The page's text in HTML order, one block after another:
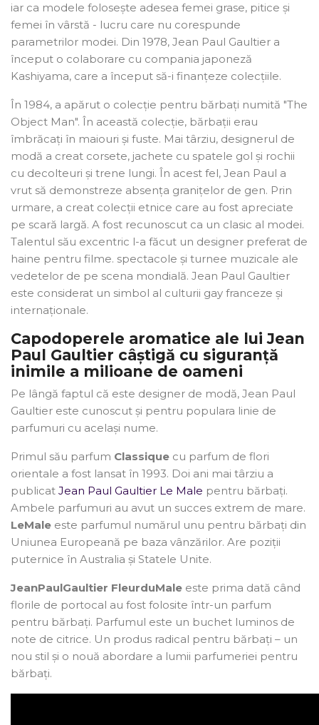
iar ca modele folosește adesea femei grase, pitice și
femei în vârstă - lucru care nu corespunde
parametrilor modei. Din 1978, Jean Paul Gaultier a
început o colaborare cu compania japoneză
Kashiyama, care a început să-i finanțeze colecțiile.
În 1984, a apărut o colecție pentru bărbați numită "The
Object Man". În această colecție, bărbații erau
îmbrăcați în maiouri și fuste. Mai târziu, designerul de
modă a creat corsete, jachete cu spatele gol și rochii
cu decolteuri și trene lungi. În acest fel, Jean Paul a
vrut să demonstreze absența granițelor de gen. Prin
urmare, a creat colecții etnice care au fost apreciate
pe scară largă. A fost recunoscut ca un clasic al modei.
Talentul său excentric l-a făcut un designer preferat de
haine pentru filme. spectacole și turnee muzicale ale
vedetelor de pe scena mondială. Jean Paul Gaultier
este considerat un simbol al culturii gay franceze și
internaționale.
Capodoperele aromatice ale lui Jean
Paul Gaultier câștigă cu siguranță
inimile a milioane de oameni
Pe lângă faptul că este designer de modă, Jean Paul
Gaultier este cunoscut și pentru populara linie de
parfumuri cu același nume.
Primul său parfum Classique cu parfum de flori
orientale a fost lansat în 1993. Doi ani mai târziu a
publicat Jean Paul Gaultier Le Male pentru bărbați.
Ambele parfumuri au avut un succes extrem de mare.
LeMale este parfumul numărul unu pentru bărbați din
Uniunea Europeană pe baza vânzărilor. Are poziții
puternice în Australia și Statele Unite.
JeanPaulGaultier FleurduMale este prima dată când
florile de portocal au fost folosite într-un parfum
pentru bărbați. Parfumul este un buchet luminos de
note de citrice. Un produs radical pentru bărbați – un
nou stil și o nouă abordare a lumii parfumeriei pentru
bărbați.